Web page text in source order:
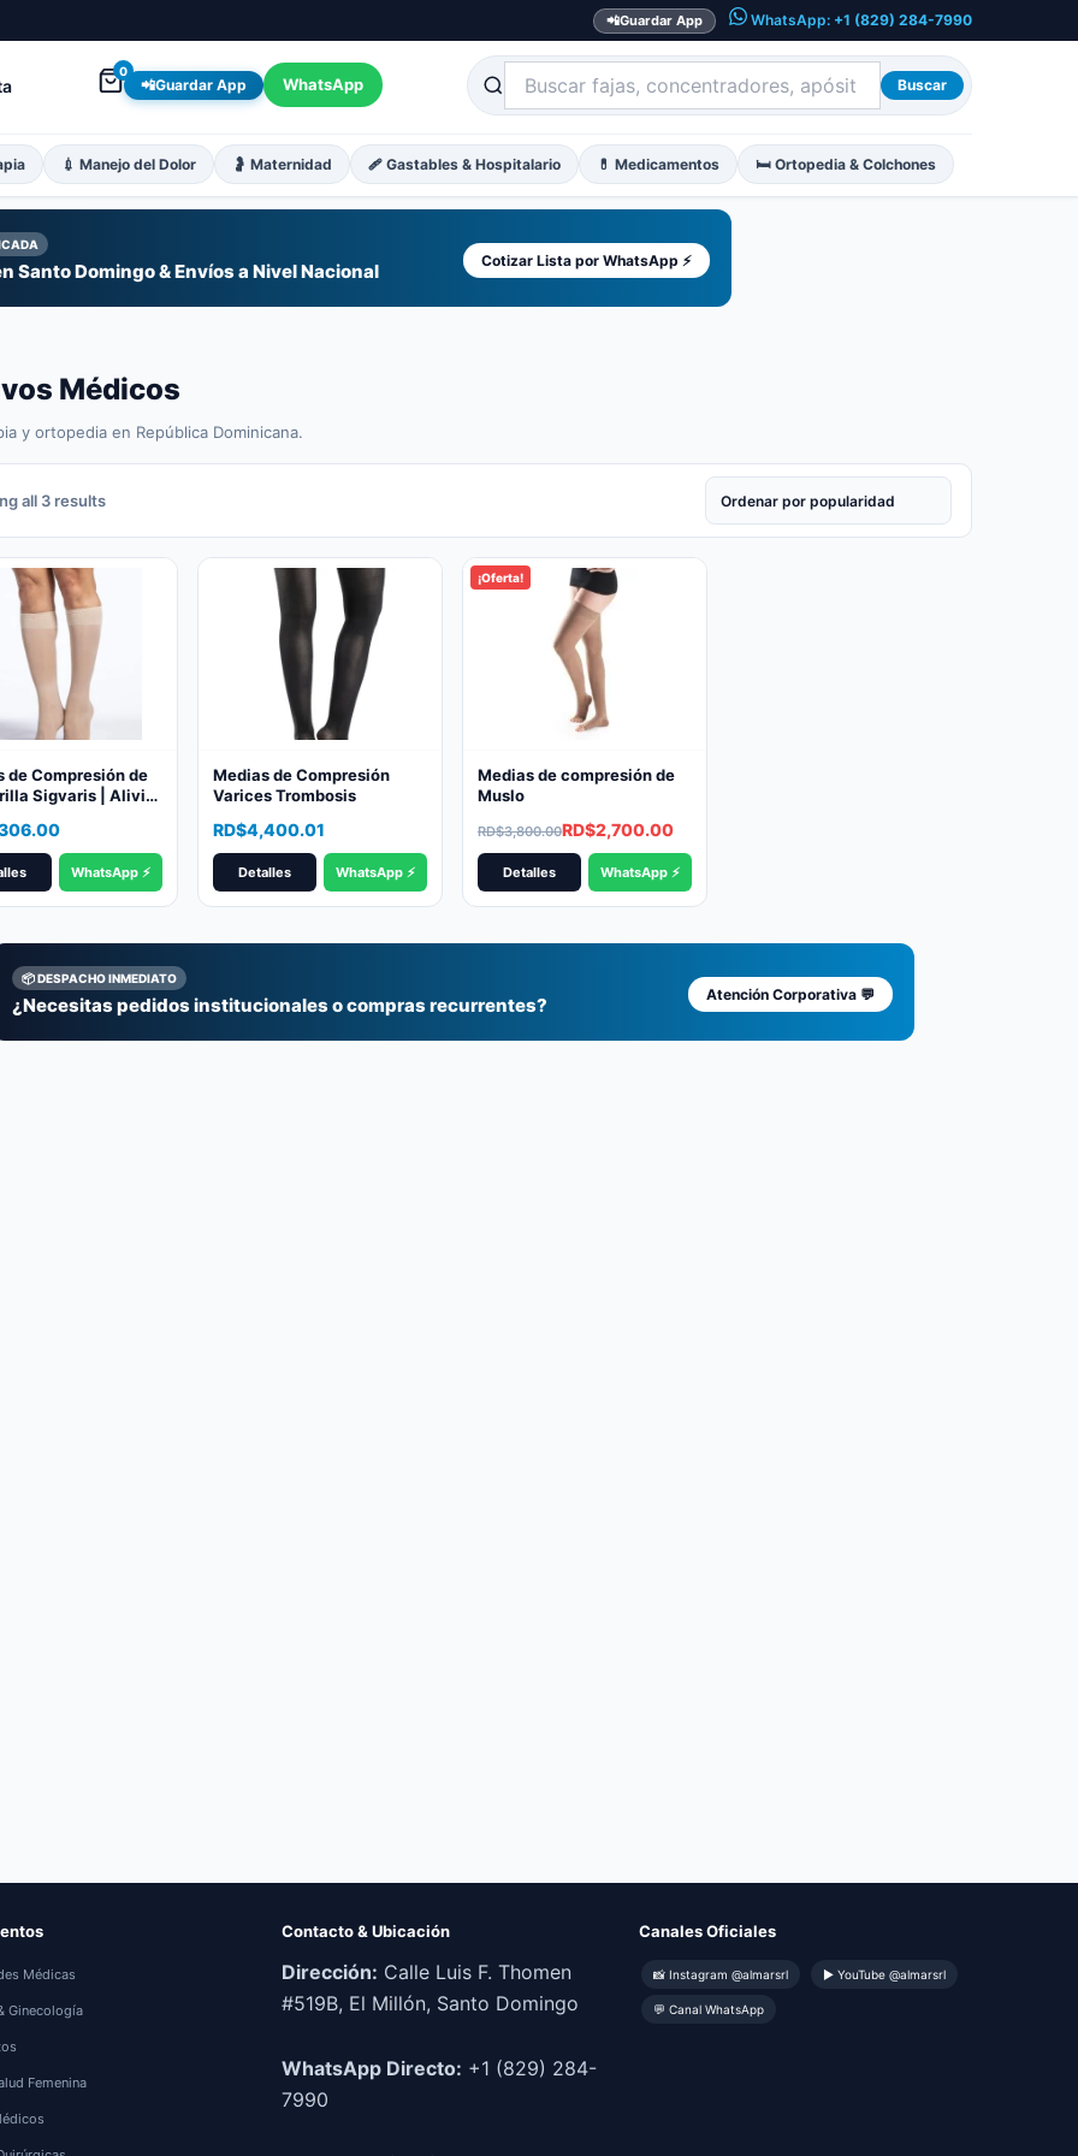
📲Guardar App WhatsApp: +1 (829) 284-7990
0
📲Guardar App WhatsApp Buscar
💉 Manejo del Dolor 🤰 Maternidad 🩹 Gastables & Hospitalario 💊 Medicamentos 🛏️ Ortopedia & Colchones
Santo Domingo & Envíos a Nivel Nacional Cotizar Lista por WhatsApp ⚡
Médicos
y ortopedia en República Dominicana.
all 3 resultsSorted
de Compresión de
Sigvaris | Alivio
WhatsApp ⚡
Medias de Compresión
Varices Trombosis
RD$4,400.01
Detalles WhatsApp ⚡
¡Oferta!
Medias de compresión de
Muslo
RD$3,800.00
Original
price
was:
RD$3,800.00.
RD$2,700.00
Current
price
is:
RD$2,700.00.
Detalles WhatsApp ⚡
📦 DESPACHO INMEDIATO
¿Necesitas pedidos institucionales o compras recurrentes? Atención Corporativa 💬
Médicas
Ginecología
Femenina
Contacto & Ubicación
Dirección: Calle Luis F. Thomen
#519B, El Millón, Santo Domingo
WhatsApp Directo: +1 (829) 284-
7990
Canales Oficiales
📸 Instagram @almarsrl ▶ YouTube @almarsrl
💬 Canal WhatsApp